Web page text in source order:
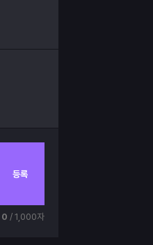
등록
0 / 1,000자